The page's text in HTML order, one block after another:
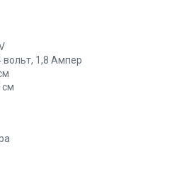
вольт, 1,8 Ампер
см